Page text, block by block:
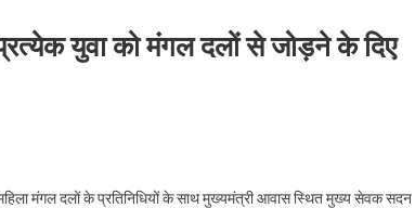
युवा को मंगल दलों से जोड़ने के दिए
मंगल दलों के प्रतिनिधियों के साथ मुख्यमंत्री आवास स्थित मुख्य सेवक सदन